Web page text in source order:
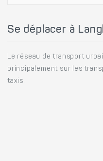
Se déplacer à
Le réseau de transport
principalement sur les
taxis.